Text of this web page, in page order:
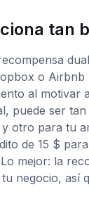
tan
o
al motivar
puede ser tan
otro para tu
de 15 $
mejor: la
negocio, así